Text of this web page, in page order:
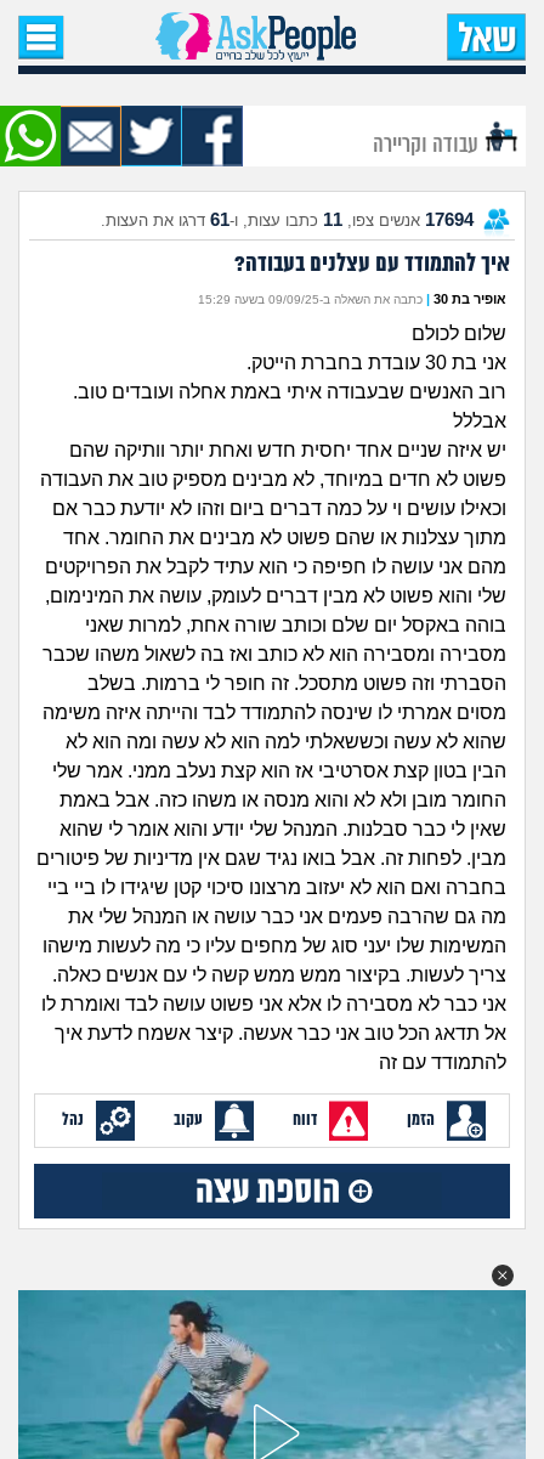
עמוד הבית
שאל שאלה
שאלות חדשות
שאלות שעוררו עניין
עצות חדשות
מה קורה כאן?
מדורים
זוגיות
היריון ולידה
הורות ומשפחה
מתבגרים
מהבקו"ם... ועד מתי?!
לימודים וסטודנטים
עבודה וקריירה
חברים ואנשים
בית, שכנים ושותפים
מה שעובר עליי
שומרים על הגוף
פיננסי וכלכלה
בין הסדינים
חיות מחמד
יוקר המחיה
חיפוש שאלות
הרשמה | התחברות
עבודה וקריירה
17694 אנשים צפו, 11 כתבו עצות, ו-61 דרגו את העצות.
איך להתמודד עם עצלנים בעבודה?
אופיר בת 30 | כתבה את השאלה ב-09/09/25 בשעה 15:29
שלום לכולם
אני בת 30 עובדת בחברת הייטק.
רוב האנשים שבעבודה איתי באמת אחלה ועובדים טוב.
אבללל
יש איזה שניים אחד יחסית חדש ואחת יותר וותיקה שהם
פשוט לא חדים במיוחד, לא מבינים מספיק טוב את העבודה
וכאילו עושים וי על כמה דברים ביום וזהו לא יודעת כבר אם
מתוך עצלנות או שהם פשוט לא מבינים את החומר. אחד
מהם אני עושה לו חפיפה כי הוא עתיד לקבל את הפרויקטים
שלי והוא פשוט לא מבין דברים לעומק, עושה את המינימום,
בוהה באקסל יום שלם וכותב שורה אחת, למרות שאני
מסבירה ומסבירה הוא לא כותב ואז בה לשאול משהו שכבר
הסברתי וזה פשוט מתסכל. זה חופר לי ברמות. בשלב
מסוים אמרתי לו שינסה להתמודד לבד והייתה איזה משימה
שהוא לא עשה וכששאלתי למה הוא לא עשה ומה הוא לא
הבין בטון קצת אסרטיבי אז הוא קצת נעלב ממני. אמר שלי
החומר מובן ולא לא והוא מנסה או משהו כזה. אבל באמת
שאין לי כבר סבלנות. המנהל שלי יודע והוא אומר לי שהוא
מבין. לפחות זה. אבל בואו נגיד שגם אין מדיניות של פיטורים
בחברה ואם הוא לא יעזוב מרצונו סיכוי קטן שיגידו לו ביי ביי
מה גם שהרבה פעמים אני כבר עושה או המנהל שלי את
המשימות שלו יעני סוג של מחפים עליו כי מה לעשות מישהו
צריך לעשות. בקיצור ממש ממש קשה לי עם אנשים כאלה.
אני כבר לא מסבירה לו אלא אני פשוט עושה לבד ואומרת לו
אל תדאג הכל טוב אני כבר אעשה. קיצר אשמח לדעת איך
להתמודד עם זה
הזמן דווח עקוב נהל